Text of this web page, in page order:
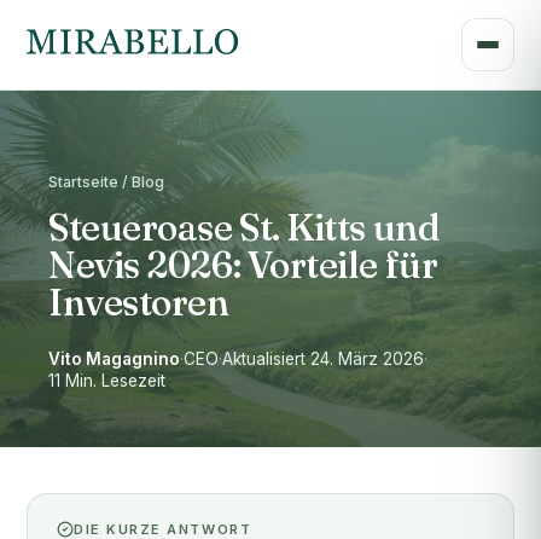
Startseite / Blog
Steueroase St. Kitts und
Nevis 2026: Vorteile für
Investoren
Vito Magagnino·CEO·Aktualisiert 24. März 2026·
11 Min. Lesezeit
DIE KURZE ANTWORT